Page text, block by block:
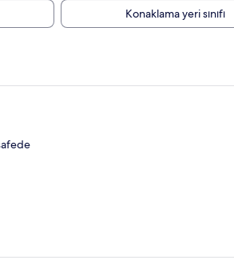
Konaklama yeri sınıfı